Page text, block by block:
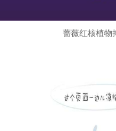
蔷薇红核植物